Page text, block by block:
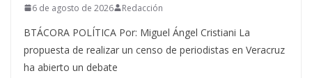
6 de agosto de 2026 Redacción
BTÁCORA POLÍTICA Por: Miguel Ángel Cristiani La
propuesta de realizar un censo de periodistas en Veracruz
ha abierto un debate